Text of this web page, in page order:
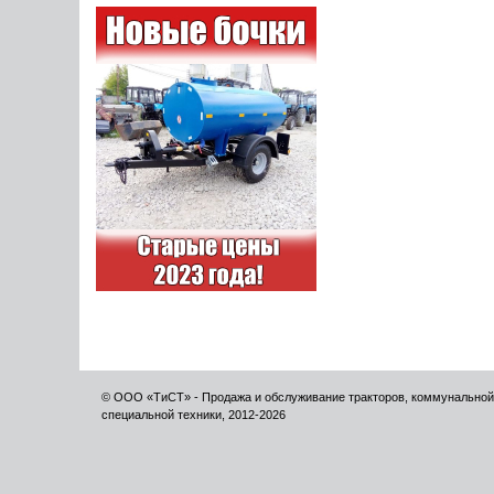
© ООО «ТиСТ» - Продажа и обслуживание тракторов,
специальной техники, 2012-2026